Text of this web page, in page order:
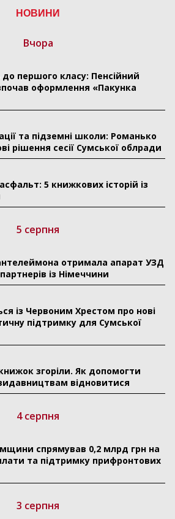
НОВИНИ
Вчора
першого класу: Пенсійний
оформлення «Пакунка
та підземні школи: Романько
рішення сесії Сумської облради
5 книжкових історій із
5 серпня
отримала апарат УЗД
із Німеччини
із Червоним Хрестом про нові
підтримку для Сумської
згоріли. Як допомогти
відновитися
4 серпня
спрямував 0,2 млрд грн на
та підтримку прифронтових
3 серпня